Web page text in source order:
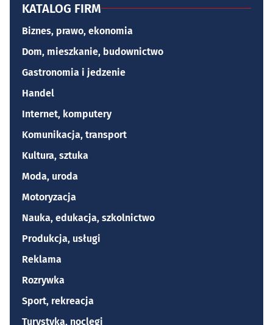
KATALOG FIRM
Biznes, prawo, ekonomia
Dom, mieszkanie, budownictwo
Gastronomia i jedzenie
Handel
Internet, komputery
Komunikacja, transport
Kultura, sztuka
Moda, uroda
Motoryzacja
Nauka, edukacja, szkolnictwo
Produkcja, usługi
Reklama
Rozrywka
Sport, rekreacja
Turystyka, noclegi